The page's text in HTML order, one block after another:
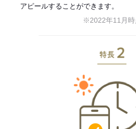
アピールすることができます。
※2022年11月時